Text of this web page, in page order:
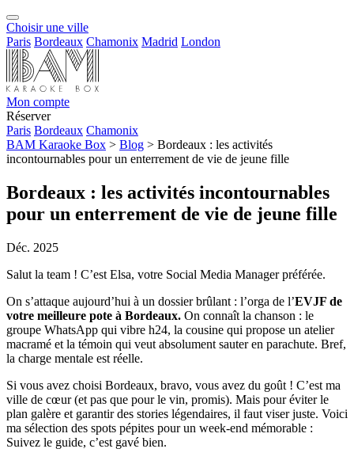
Choisir une ville
Paris Bordeaux Chamonix Madrid London
Mon compte
Réserver
Paris Bordeaux Chamonix
BAM Karaoke Box > Blog > Bordeaux : les activités
incontournables pour un enterrement de vie de jeune fille
Bordeaux : les activités incontournables
pour un enterrement de vie de jeune fille
Déc. 2025
Salut la team ! C’est Elsa, votre Social Media Manager préférée.
On s’attaque aujourd’hui à un dossier brûlant : l’orga de l’EVJF de
votre meilleure pote à Bordeaux. On connaît la chanson : le
groupe WhatsApp qui vibre h24, la cousine qui propose un atelier
macramé et la témoin qui veut absolument sauter en parachute. Bref,
la charge mentale est réelle.
Si vous avez choisi Bordeaux, bravo, vous avez du goût ! C’est ma
ville de cœur (et pas que pour le vin, promis). Mais pour éviter le
plan galère et garantir des stories légendaires, il faut viser juste. Voici
ma sélection des spots pépites pour un week-end mémorable :
Suivez le guide, c’est gavé bien.